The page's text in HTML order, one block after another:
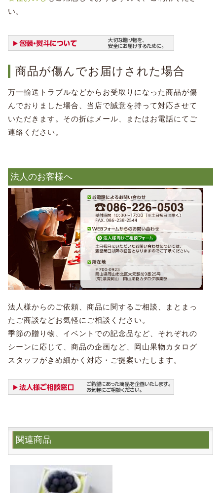
い。
商品が傷んでお届けされた場合
万一輸送トラブルなどからお受取りになった商品が傷
んでおりました場合、当店で誠意を持って対応させて
いただきます。その折はメール、またはお電話にてご
連絡ください。
法人のお客様へ
法人様からのご依頼、商品に関するご相談、まとまっ
たご商談などお気軽にご相談ください。
季節の贈り物、イベントでの記念品など、それぞれの
シーンに応じて、商品の企画など、岡山果物カタログ
スタッフがきめ細かく対応・ご提案いたします。
関連商品